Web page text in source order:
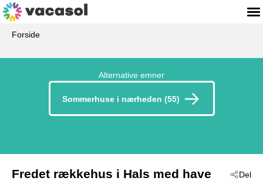
Forside
Alternative emner
Sommerhuse i nærheden (55)
Del
Fredet rækkehus i Hals med have